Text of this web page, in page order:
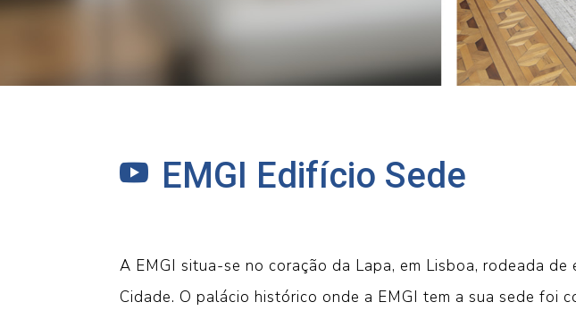
 EMGI Edifício Sede
A EMGI situa-se no coração da Lapa, em Lisboa, rodeada
Cidade. O palácio histórico onde a EMGI tem a sua sede foi